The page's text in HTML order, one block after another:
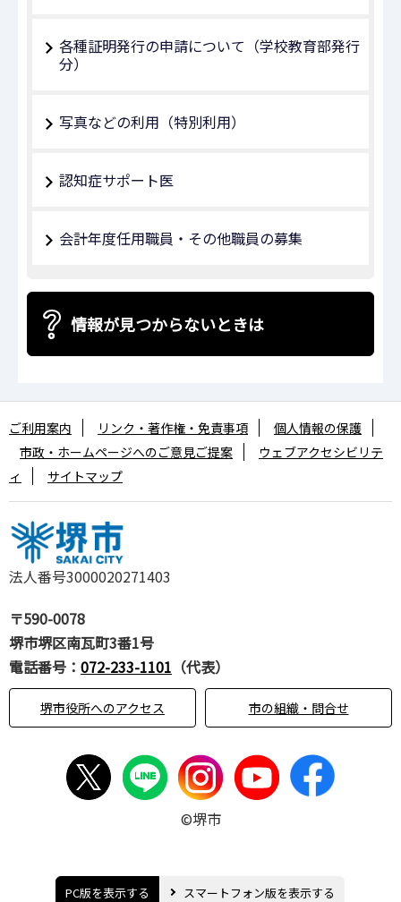
各種証明発行の申請について（学校教育部発行
分）
写真などの利用（特別利用）
認知症サポート医
会計年度任用職員・その他職員の募集
情報が見つからないときは
法人番号3000020271403
〒590-0078
堺市堺区南瓦町3番1号
電話番号： 072-233-1101 （代表）
堺市役所へのアクセス 市の組織・問合せ
ご利用案内 リンク・著作権・免責事項
個人情報の保護
市政・ホームページへのご意見ご提案
ウェブアクセシビリテ
ィ
サイトマップ
©堺市
PC版を表示する スマートフォン版を表示する